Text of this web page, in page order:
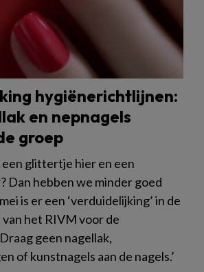
hygiënerichtlijnen:
en nepnagels
groep
een glittertje hier en een
Dan hebben we minder goed
is er een ‘verduidelijking’ in de
het RIVM voor de
geen nagellak,
of kunstnagels aan de nagels.’